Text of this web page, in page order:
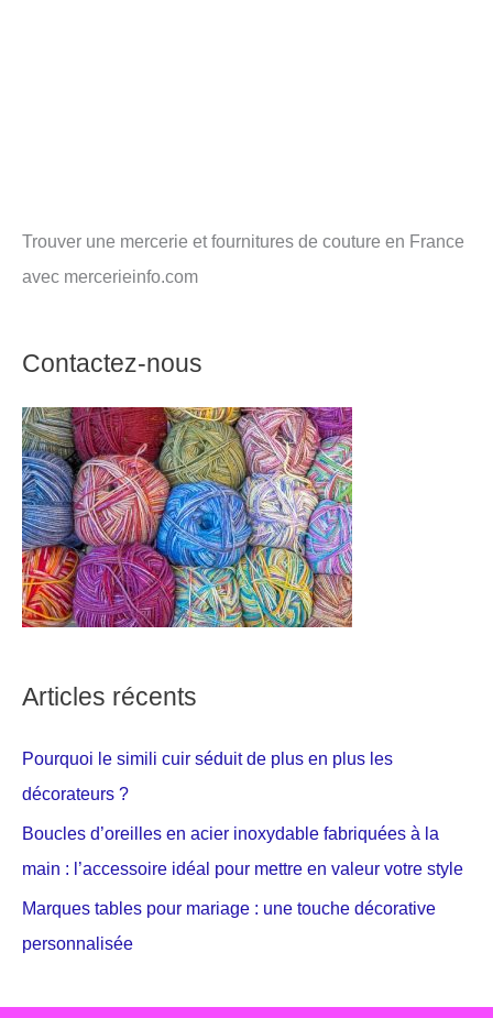
Trouver une mercerie et fournitures de couture en France
avec mercerieinfo.com
Contactez-nous
Articles récents
Pourquoi le simili cuir séduit de plus en plus les
décorateurs ?
Boucles d’oreilles en acier inoxydable fabriquées à la
main : l’accessoire idéal pour mettre en valeur votre style
Marques tables pour mariage : une touche décorative
personnalisée